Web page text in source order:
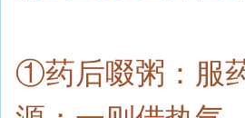
①药后啜粥：服